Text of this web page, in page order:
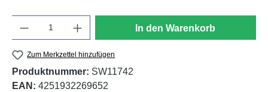
In den Warenkorb
Zum Merkzettel hinzufügen
Produktnummer: SW11742
EAN: 4251932269652